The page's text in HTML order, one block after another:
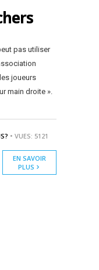
pas utiliser
joueurs
main droite ».
• VUES: 5121
EN SAVOIR
PLUS